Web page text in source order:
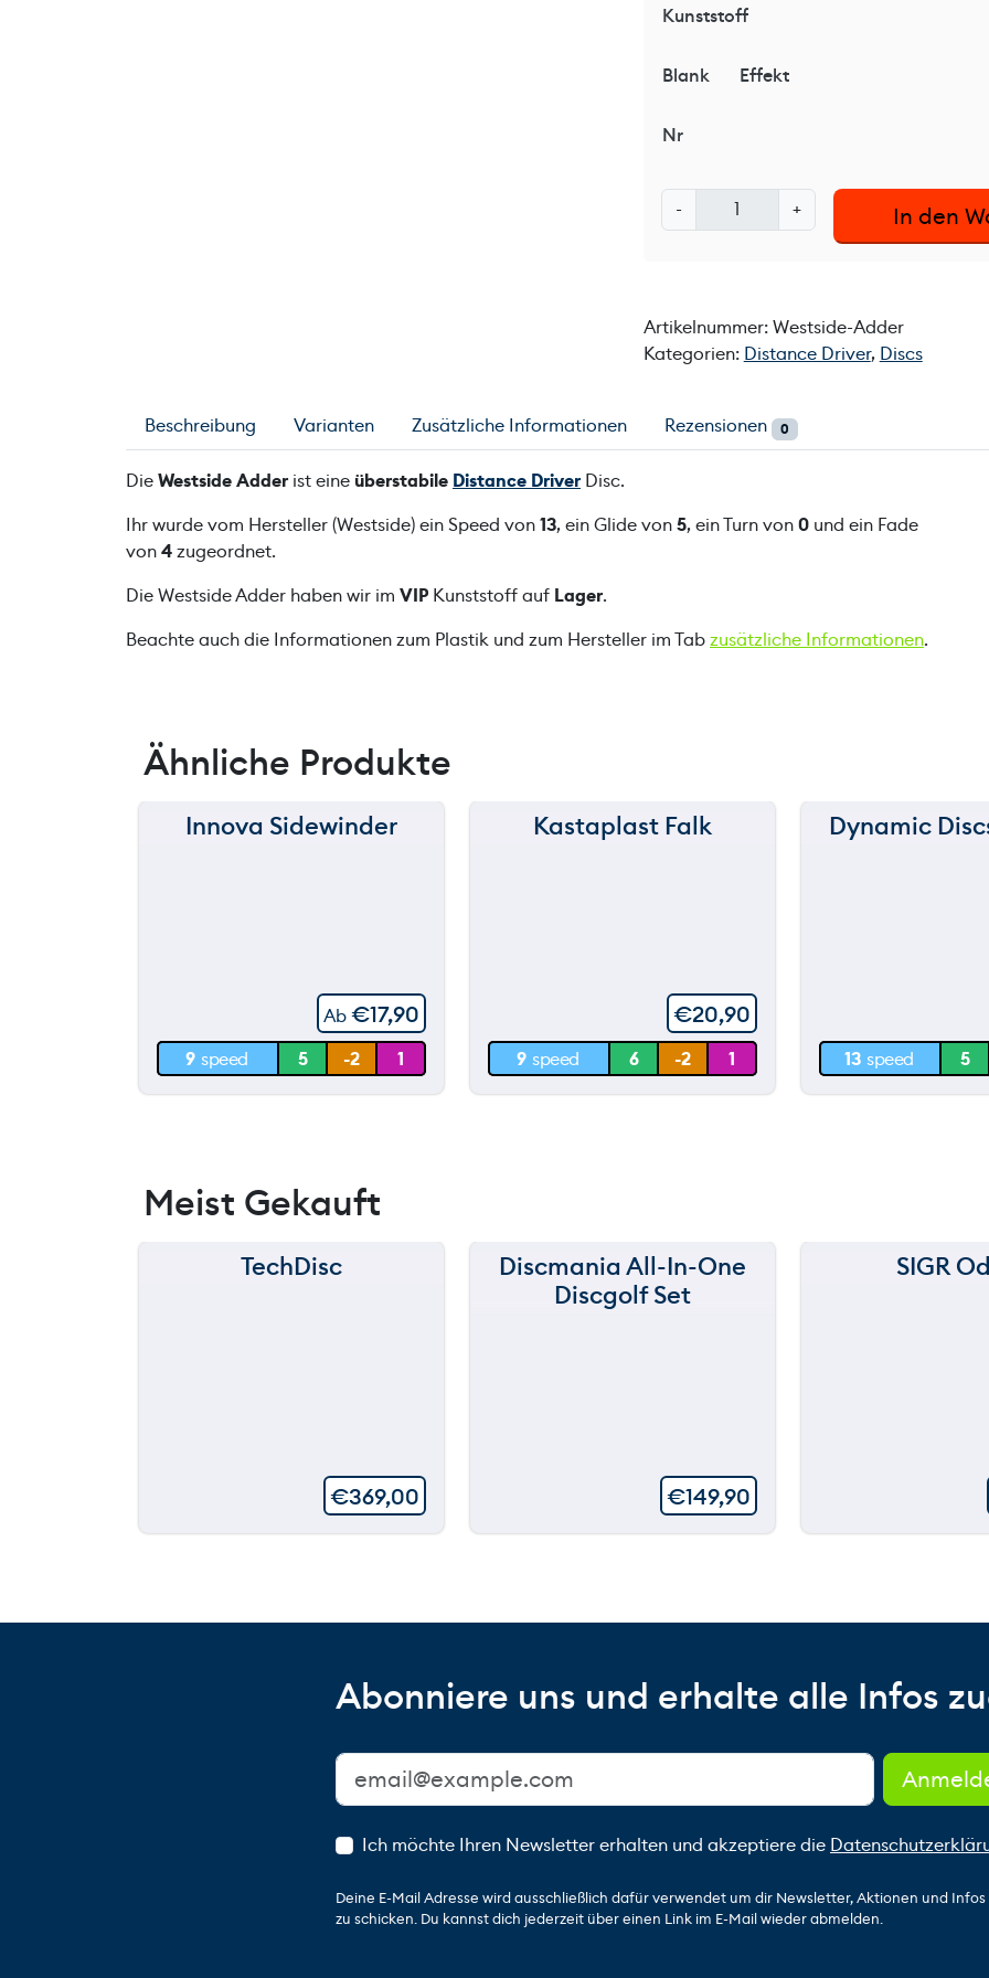
Kunststoff
Blank Effekt
Nr
-
e
i
d
d
r
e
+ In den
Artikelnummer:Westside-Adder
Kategorien: Distance Driver, Discs
Beschreibung Varianten Zusätzliche Informationen Rezensionen 0
DieWestside Adder ist eine überstabile Distance DriverDisc.
Ihr wurde vom Hersteller (Westside) ein Speed von13, ein Glide von5, ein Turn von0 und ein Fade
von4zugeordnet.
Die Westside Adder haben wir im VIP Kunststoff auf Lager.
Beachte auch die Informationen zum Plastik und zum Hersteller im Tabzusätzliche Informationen.
Ähnliche Produkte
150 m
0 m
Innova Sidewinder
Ab€17,90
9 speed 5 -2 1
150 m
0 m
Kastaplast Falk
€20,90
9 speed 6 -2 1
150 m
0 m
Dynamic
13 speed 5
Meist Gekauft
TechDisc
€369,00
Discmania All-In-One
Discgolf Set
€149,90
SIGR
Abonniere uns und erhalte alle Infos
Ich möchte Ihren Newsletter erhalten und akzeptiere die
Deine E-Mail Adresse wird ausschließlich dafür verwendet um dir Newsletter, Aktionen und
zu schicken. Du kannst dich jederzeit über einen Link im E-Mail wieder abmelden.